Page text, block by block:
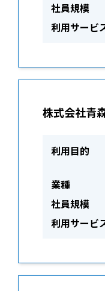
社員規模
利用サービ
株式会社青
利用目的
業種
社員規模
利用サービ